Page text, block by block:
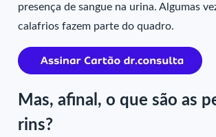
presença de sangue na urina. Algumas
calafrios fazem parte do quadro.
Mas, afinal, o que são as
rins?